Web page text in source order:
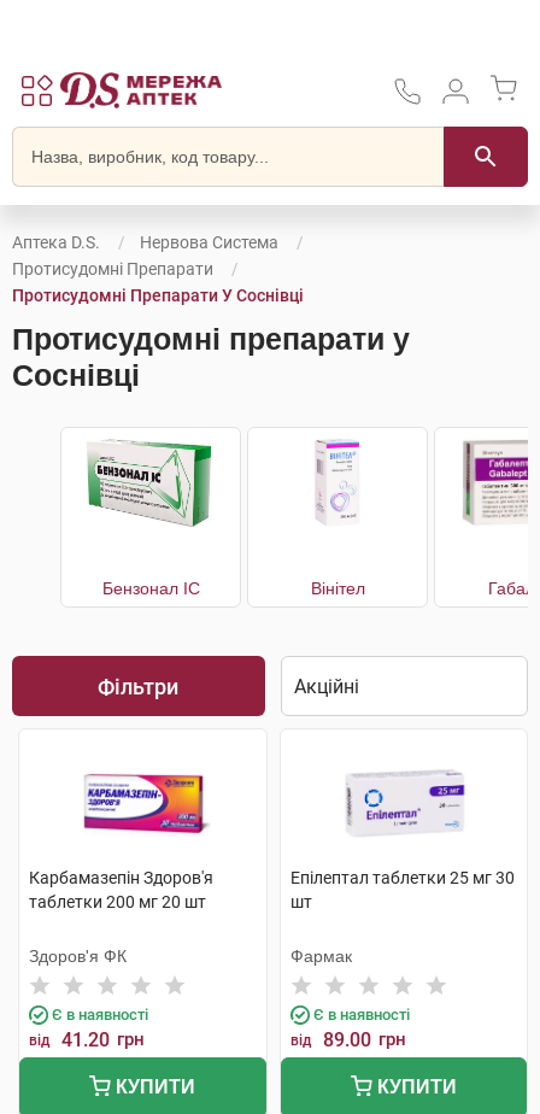
Аптека D.S.
Нервова Система
Протисудомні Препарати
Протисудомні Препарати У Соснівці
Протисудомні препарати у
Соснівці
Бензонал IC Вінітел
Фільтри
Карбамазепін Здоров'я
таблетки 200 мг 20 шт
Здоров'я ФК
Є в наявності
від 41.20 грн
КУПИТИ
Епілептал таблетки 25 мг 30
шт
Фармак
Є в наявності
від 89.00 грн
КУПИТИ